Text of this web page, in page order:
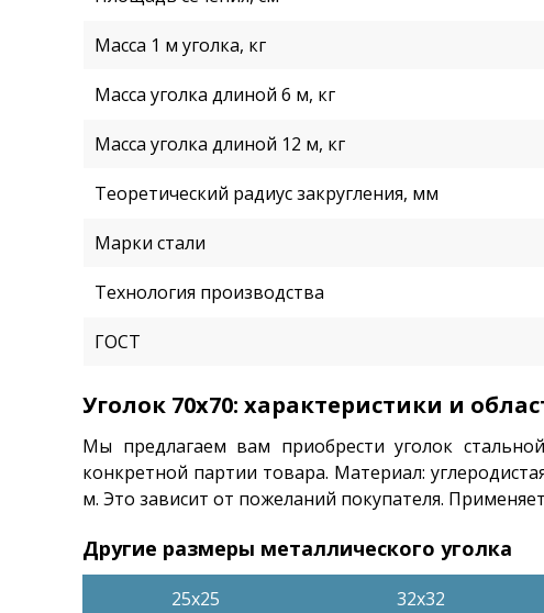
Масса 1 м уголка, кг
Масса уголка длиной 6 м, кг
Масса уголка длиной 12 м, кг
Теоретический радиус закругления, мм
Марки стали
Технология производства
ГОСТ
Уголок 70х70: характеристики и
Мы предлагаем вам приобрести уголок
конкретной партии товара. Материал:
м. Это зависит от пожеланий покупателя.
Другие размеры металлического уголка
25x25 32x32